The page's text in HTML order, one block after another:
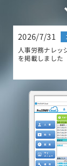
2026/7/31
人事労務ナレッ
を掲載しました